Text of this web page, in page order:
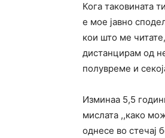
Кога таковината
е мое јавно
кои што ме
дистанцирам од
полувреме и
Изминаа 5,5
мислата ,,како
однесе во стечај